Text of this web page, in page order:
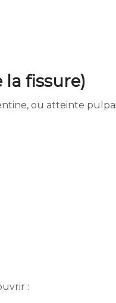
fissure)
ou atteinte
: